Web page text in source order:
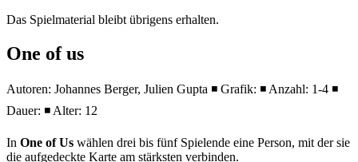
Das Spielmaterial bleibt übrigens erhalten.
One of us
Autoren: Johannes Berger, Julien Gupta ◾ Grafik: ◾ Anzahl: 1-4 ◾
Dauer: ◾ Alter: 12
In One of Us wählen drei bis fünf Spielende eine Person, mit der sie
die aufgedeckte Karte am stärksten verbinden.